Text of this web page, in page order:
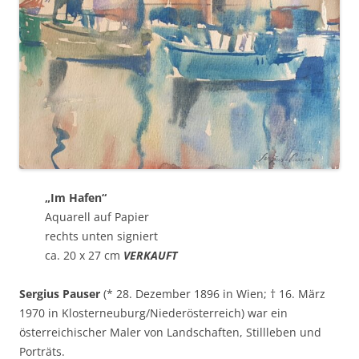
„Im Hafen“
Aquarell auf Papier
rechts unten signiert
ca. 20 x 27 cm VERKAUFT
Sergius Pauser (* 28. Dezember 1896 in Wien; † 16. März
1970 in Klosterneuburg/Niederösterreich) war ein
österreichischer Maler von Landschaften, Stillleben und
Porträts.